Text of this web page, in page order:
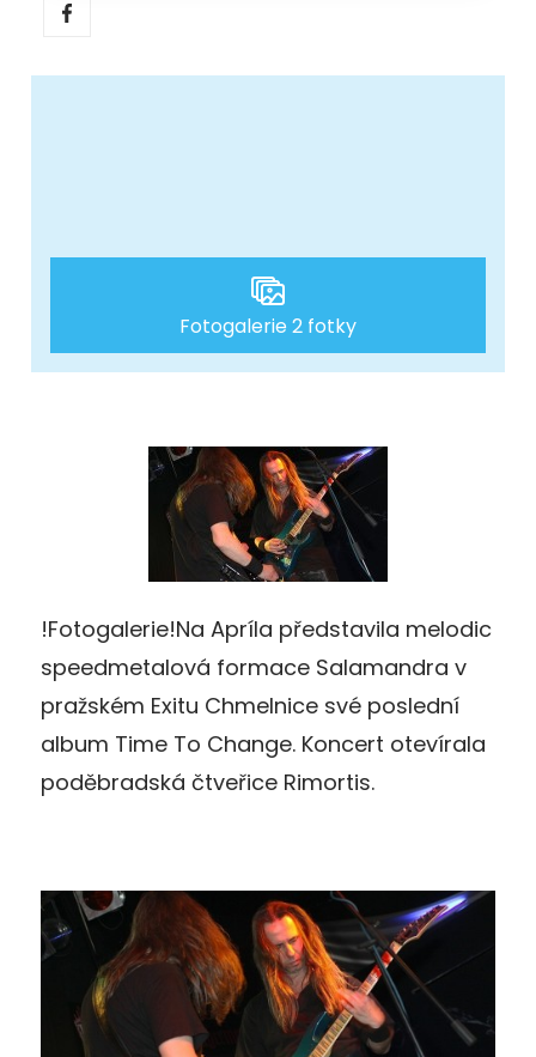
Fotogalerie 2 fotky
!Fotogalerie!Na Apríla představila melodic
speedmetalová formace Salamandra v
pražském Exitu Chmelnice své poslední
album Time To Change. Koncert otevírala
poděbradská čtveřice Rimortis.